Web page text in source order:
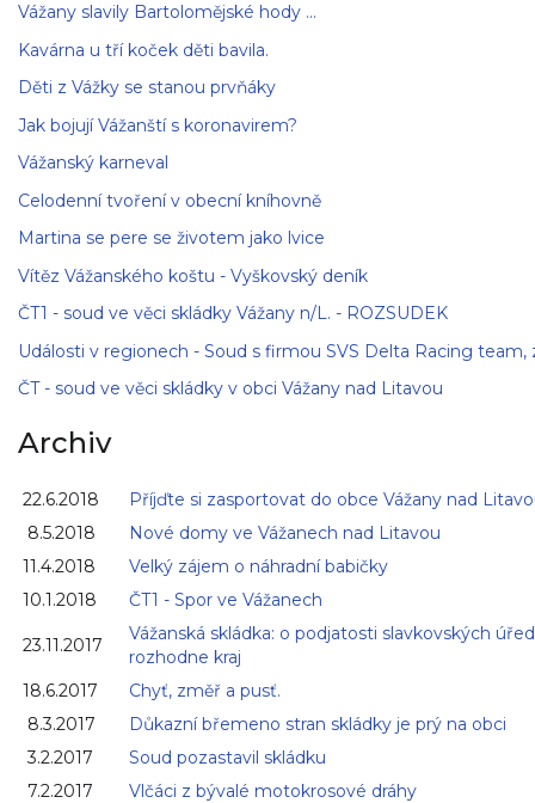
Vážany slavily Bartolomějské hody ...
Kavárna u tří koček děti bavila.
Děti z Vážky se stanou prvňáky
Jak bojují Vážanští s koronavirem?
Vážanský karneval
Celodenní tvoření v obecní kníhovně
Martina se pere se životem jako lvice
Vítěz Vážanského koštu - Vyškovský deník
ČT1 - soud ve věci skládky Vážany n/L. - ROZSUDEK
Události v regionech - Soud s firmou SVS Delta Racing team,
ČT - soud ve věci skládky v obci Vážany nad Litavou
Archiv
22.6.2018
Příjďte si zasportovat do obce Vážany nad
8.5.2018
Nové domy ve Vážanech nad Litavou
11.4.2018
Velký zájem o náhradní babičky
10.1.2018
ČT1 - Spor ve Vážanech
23.11.2017
Vážanská skládka: o podjatosti slavkovských
rozhodne kraj
18.6.2017
Chyť, změř a pusť.
8.3.2017
Důkazní břemeno stran skládky je prý na obci
3.2.2017
Soud pozastavil skládku
7.2.2017
Vlčáci z bývalé motokrosové dráhy